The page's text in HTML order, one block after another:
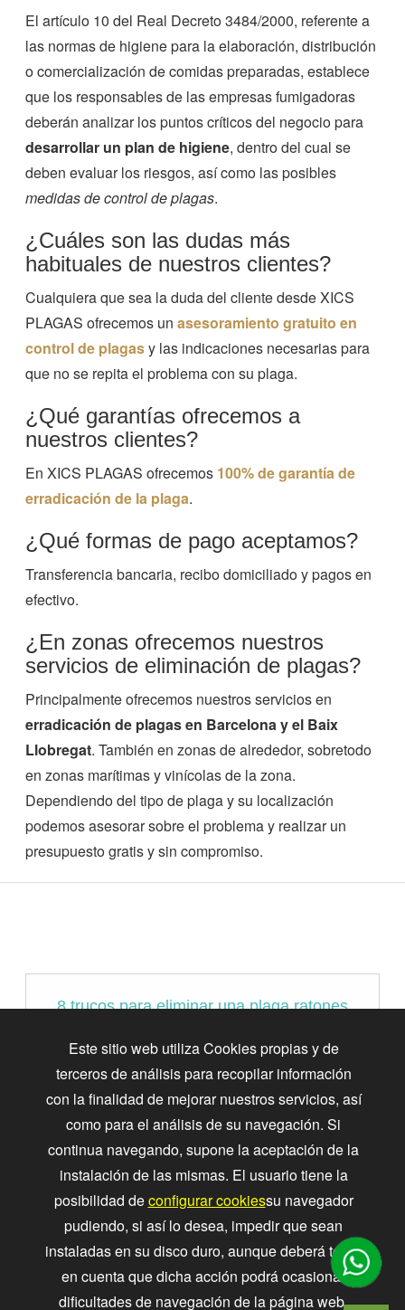
El artículo 10 del Real Decreto 3484/2000, referente a
las normas de higiene para la elaboración, distribución
o comercialización de comidas preparadas, establece
que los responsables de las empresas fumigadoras
deberán analizar los puntos críticos del negocio para
desarrollar un plan de higiene, dentro del cual se
deben evaluar los riesgos, así como las posibles
medidas de control de plagas.
¿Cuáles son las dudas más
habituales de nuestros clientes?
Cualquiera que sea la duda del cliente desde XICS
PLAGAS ofrecemos unasesoramiento gratuito en
control de plagasy las indicaciones necesarias para
que no se repita el problema con su plaga.
¿Qué garantías ofrecemos a
nuestros clientes?
En XICS PLAGAS ofrecemos 100% de garantía de
erradicación de la plaga.
¿Qué formas de pago aceptamos?
Transferencia bancaria, recibo domiciliado y pagos en
efectivo.
¿En zonas ofrecemos nuestros
servicios de eliminación de plagas?
Principalmente ofrecemos nuestros servicios en
erradicación de plagas en Barcelona y el Baix
Llobregat. También en zonas de alrededor, sobretodo
en zonas marítimas y vinícolas de la zona.
Dependiendo del tipo de plaga y su localización
podemos asesorar sobre el problema y realizar un
presupuesto gratis y sin compromiso.
8 trucos para eliminar una plaga ratones
Conozca los mejores métodos para tratar
infestaciones de ratones en su hogar, y cómo
BasicWorld puede ayudar a mantener al ratón
fuera de la casa.
Cómo prevenir una infestación de
Este sitio web utiliza Cookies propias y de
terceros de análisis para recopilar información
con la finalidad de mejorar nuestros servicios, así
como para el análisis de su navegación. Si
continua navegando, supone la aceptación de la
instalación de las mismas. El usuario tiene la
posibilidad deconfigurar cookiessu navegador
pudiendo, si así lo desea, impedir que sean
instaladas en su disco duro, aunque deberá tener
en cuenta que dicha acción podrá ocasionar
dificultades de navegación de la página web.